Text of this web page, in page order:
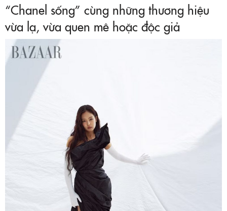
“Chanel sống” cùng những thương hiệu
vừa lạ, vừa quen mê hoặc độc giả